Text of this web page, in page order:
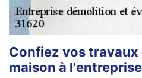
Confiez vos
maison à